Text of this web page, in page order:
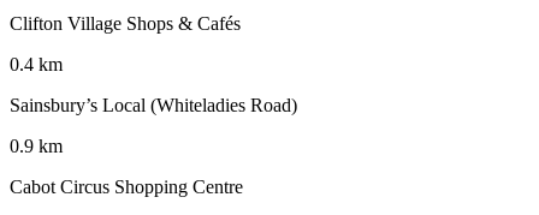
Clifton Village Shops & Cafés
0.4 km
Sainsbury’s Local (Whiteladies Road)
0.9 km
Cabot Circus Shopping Centre